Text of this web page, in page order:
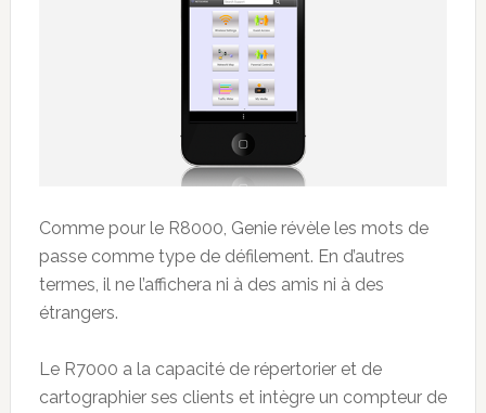
Comme pour le R8000, Genie révèle les mots de
passe comme type de défilement. En d’autres
termes, il ne l’affichera ni à des amis ni à des
étrangers.
Le R7000 a la capacité de répertorier et de
cartographier ses clients et intègre un compteur de